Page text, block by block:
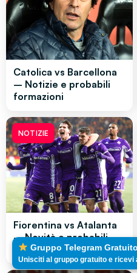
Catolica vs Barcellona
– Notizie e probabili
formazioni
NOTIZIE
Fiorentina vs Atalanta
– Novità e probabili
formazioni
Gruppo Telegram Gratuito
Unisciti al gruppo gratuito e